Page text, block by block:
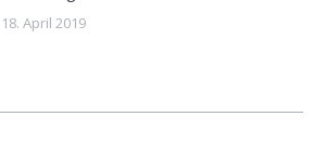
18. April 2019